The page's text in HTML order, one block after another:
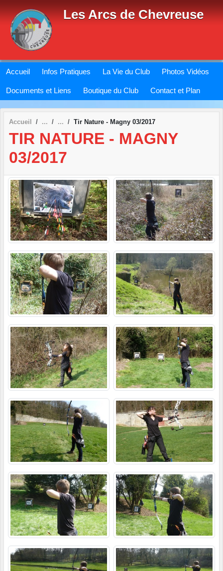
Les Arcs de Chevreuse
Accueil Infos Pratiques La Vie du Club Photos Vidéos
Documents et Liens Boutique du Club Contact et Plan
Accueil Tir Nature - Magny 03/2017
TIR NATURE - MAGNY
03/2017